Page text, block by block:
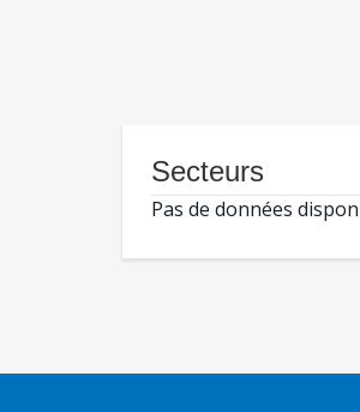
Secteurs
Pas de données